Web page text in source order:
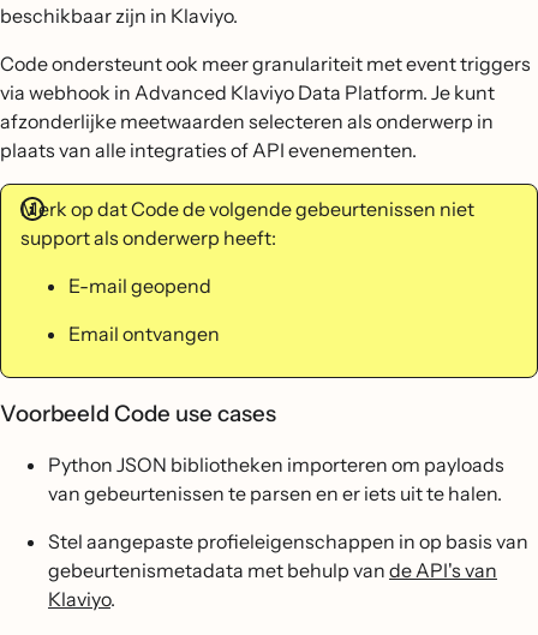
beschikbaar zijn in Klaviyo.
Code ondersteunt ook meer granulariteit met event triggers
via webhook in Advanced Klaviyo Data Platform. Je kunt
afzonderlijke meetwaarden selecteren als onderwerp in
plaats van alle integraties of API evenementen.
Merk op dat Code de volgende gebeurtenissen niet
support als onderwerp heeft:
E-mail geopend
Email ontvangen
Voorbeeld Code use cases
Python JSON bibliotheken importeren om payloads
van gebeurtenissen te parsen en er iets uit te halen.
Stel aangepaste profieleigenschappen in op basis van
gebeurtenismetadata met behulp van de API's van
Klaviyo.